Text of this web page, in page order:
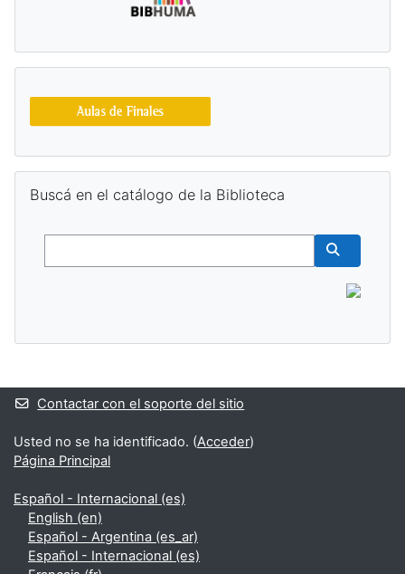
Buscá en el catálogo de la Biblioteca
Buscar
Bloques suplementarios
Contactar con el soporte del sitio
Usted no se ha identificado. (Acceder)
Página Principal
Español - Internacional ‎(es)‎
English ‎(en)‎
Español - Argentina ‎(es_ar)‎
Español - Internacional ‎(es)‎